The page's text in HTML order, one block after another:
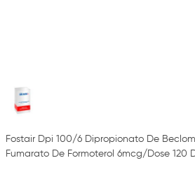
Fostair Dpi 100/6 Dipropionato De
Fumarato De Formoterol 6mcg/Dose 120